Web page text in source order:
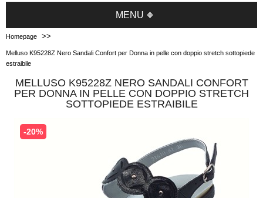
MENU
Homepage >>
Melluso K95228Z Nero Sandali Confort per Donna in pelle con doppio stretch sottopiede
estraibile
MELLUSO K95228Z NERO SANDALI CONFORT
PER DONNA IN PELLE CON DOPPIO STRETCH
SOTTOPIEDE ESTRAIBILE
-20%